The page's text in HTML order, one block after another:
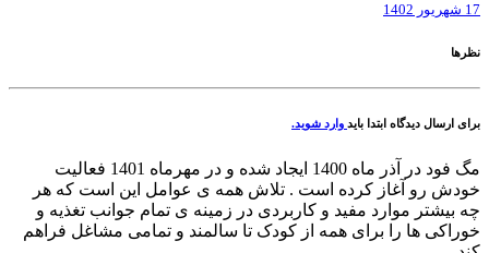
17 شهریور 1402
نظرها
برای ارسال دیدگاه ابتدا باید وارد شوید.
مگ فود در آذر ماه 1400 ایجاد شده و در مهرماه 1401 فعالیت
خودش رو آغاز کرده است . تلاش همه ی عوامل این است که هر
چه بیشتر موارد مفید و کاربردی در زمینه ی تمام جوانب تغذیه و
خوراکی ها را برای همه از کودک تا سالمند و تمامی مشاغل فراهم